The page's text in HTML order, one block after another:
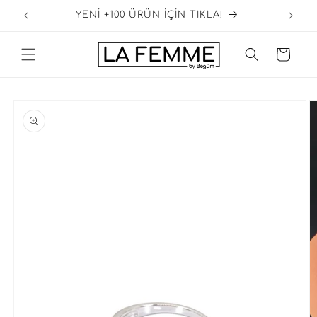
İçeriğe
atla
YENİ +100 ÜRÜN İÇİN TIKLA!
Sepet
bilgisine
atla